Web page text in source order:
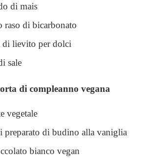
di mais
raso di bicarbonato
di lievito per dolci
sale
di compleanno vegana
vegetale
preparato di budino alla vaniglia
bianco vegan